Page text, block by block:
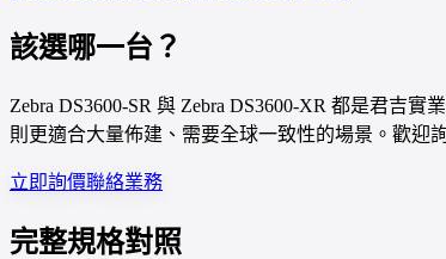
該選哪一台？
Zebra DS3600-SR 與 Zebra DS3600-XR 都是君吉
則更適合大量佈建、需要全球一致性的場景。歡迎
立即詢價聯絡業務
完整規格對照